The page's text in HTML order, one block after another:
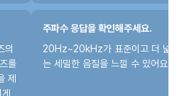
의
를
제
주파수 응답을 확인해주세요.
20Hz~20kHz가 표준이고 더 넓은
는 세밀한 음질을 느낄 수 있어요.